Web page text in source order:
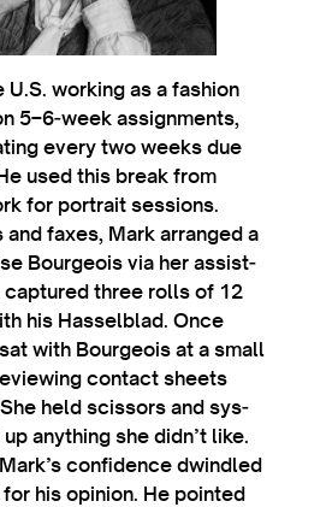
U.S. work­ing as a fash­ion
5–6‑week assign­ments,
every two weeks due
used this break from
for por­trait ses­sions.
faxes, Mark arranged a
Bour­geois via her assist­
cap­tured three rolls of 12
his Has­sel­blad. Once
with Bour­geois at a small
con­tact sheets
held scis­sors and sys­
any­thing she didn’t like.
con­fid­ence dwindled
his opin­ion. He poin­ted